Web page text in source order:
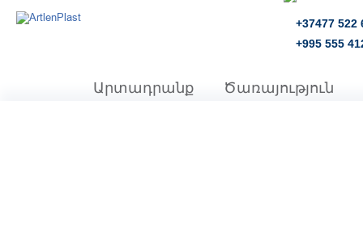
+37477 522
+995 555
Արտադրանք Ծառայություն